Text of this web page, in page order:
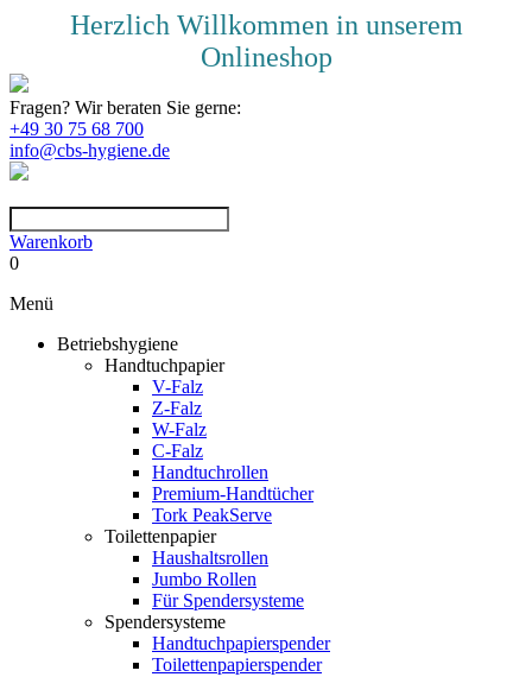
Herzlich Willkommen in unserem
Onlineshop
Fragen? Wir beraten Sie gerne:
+49 30 75 68 700
info@cbs-hygiene.de
Warenkorb
0
Menü
Betriebshygiene
Handtuchpapier
V-Falz
Z-Falz
W-Falz
C-Falz
Handtuchrollen
Premium-Handtücher
Tork PeakServe
Toilettenpapier
Haushaltsrollen
Jumbo Rollen
Für Spendersysteme
Spendersysteme
Handtuchpapierspender
Toilettenpapierspender